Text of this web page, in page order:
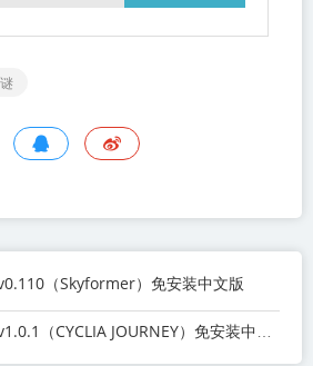
（Skyformer）免安装中文版
（CYCLIA JOURNEY）免安装中文版